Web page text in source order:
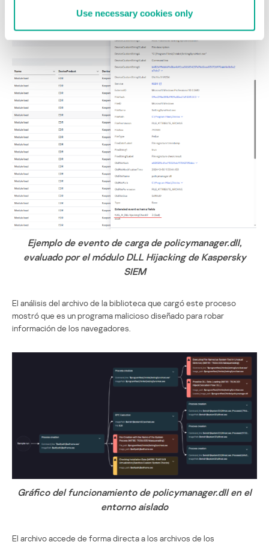
Use necessary cookies only
Ejemplo de evento de carga de policymanager.dll,
evaluado por el módulo DLL Hijacking de Kaspersky
SIEM
El análisis del archivo de la biblioteca que cargó este proceso
mostró que es un programa malicioso diseñado para robar
información de los navegadores.
Gráfico del funcionamiento de policymanager.dll en el
entorno aislado
El archivo accede de forma directa a los archivos de los